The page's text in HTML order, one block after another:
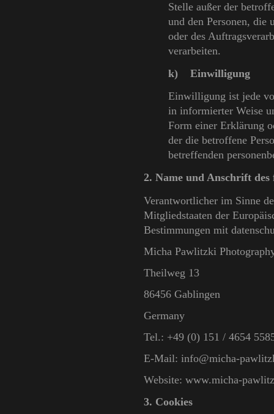
Stelle außer der
und den Personen, die
oder des
verarbeiten.
k) Einwilligung
Einwilligung ist jede
in informierter Weise
Form einer Erklärung
der die betroffene
betreffenden
2. Name und Anschrift
Verantwortlicher im Sinne
Mitgliedstaaten der
Bestimmungen mit
Micha Pawlitzki
Theilweg 13
86456 Gablingen
Germany
Tel.: +49 (0) 151 / 4654
E-Mail: info@micha-
Website: www.micha-
3. Cookies